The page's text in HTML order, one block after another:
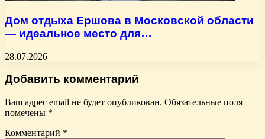
Дом отдыха Ершова в Московской области
— идеальное место для…
28.07.2026
Добавить комментарий
Ваш адрес email не будет опубликован. Обязательные поля
помечены *
Комментарий *